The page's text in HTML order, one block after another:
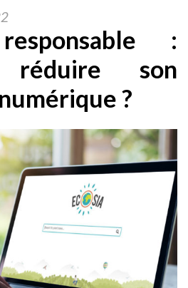
:
réduire son
?